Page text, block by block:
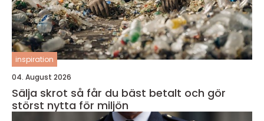
inspiration
04. August 2026
Sälja skrot så får du bäst betalt och gör
störst nytta för miljön